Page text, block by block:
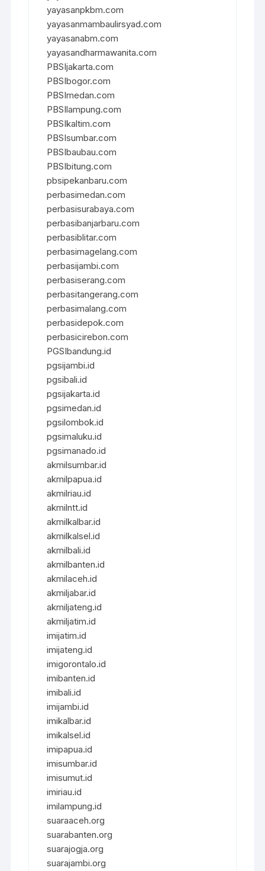
yayasanpkbm.com
yayasanmambaulirsyad.com
yayasanabm.com
yayasandharmawanita.com
PBSIjakarta.com
PBSIbogor.com
PBSImedan.com
PBSIlampung.com
PBSIkaltim.com
PBSIsumbar.com
PBSIbaubau.com
PBSIbitung.com
pbsipekanbaru.com
perbasimedan.com
perbasisurabaya.com
perbasibanjarbaru.com
perbasiblitar.com
perbasimagelang.com
perbasijambi.com
perbasiserang.com
perbasitangerang.com
perbasimalang.com
perbasidepok.com
perbasicirebon.com
PGSIbandung.id
pgsijambi.id
pgsibali.id
pgsijakarta.id
pgsimedan.id
pgsilombok.id
pgsimaluku.id
pgsimanado.id
akmilsumbar.id
akmilpapua.id
akmilriau.id
akmilntt.id
akmilkalbar.id
akmilkalsel.id
akmilbali.id
akmilbanten.id
akmilaceh.id
akmiljabar.id
akmiljateng.id
akmiljatim.id
imijatim.id
imijateng.id
imigorontalo.id
imibanten.id
imibali.id
imijambi.id
imikalbar.id
imikalsel.id
imipapua.id
imisumbar.id
imisumut.id
imiriau.id
imilampung.id
suaraaceh.org
suarabanten.org
suarajogja.org
suarajambi.org